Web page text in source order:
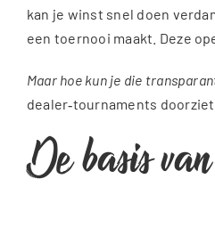
kan je winst snel doen
een toernooi maakt. Deze
Maar hoe kun je die
dealer‑tournaments
De basis van